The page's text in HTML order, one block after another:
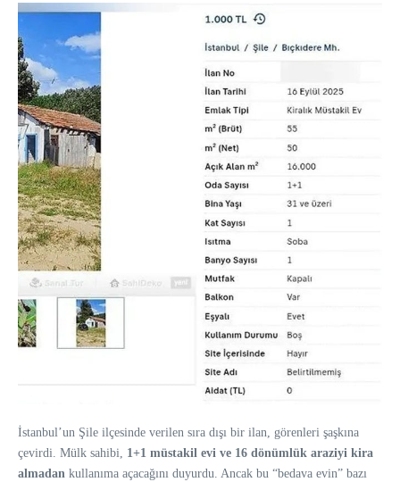
İstanbul’un Şile ilçesinde verilen sıra dışı bir ilan, görenleri şaşkına
çevirdi. Mülk sahibi, 1+1 müstakil evi ve 16 dönümlük araziyi kira
almadan kullanıma açacağını duyurdu. Ancak bu “bedava evin” bazı